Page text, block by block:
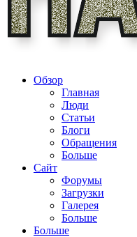
Обзор
Главная
Люди
Статьи
Блоги
Обращения
Больше
Сайт
Форумы
Загрузки
Галерея
Больше
Больше